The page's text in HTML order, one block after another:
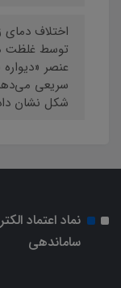
اختلاف دمای
توسط غلظت
عنصر
سریعی
شکل نشان
نماد اعتماد
ساماندهی